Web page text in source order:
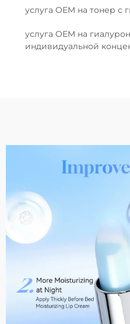
услуга OEM на тонер с
услуга OEM на
индивидуальной